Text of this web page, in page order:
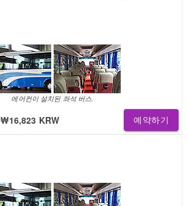
에어컨이 설치된 좌석 버스.
₩16,823 KRW 예약하기